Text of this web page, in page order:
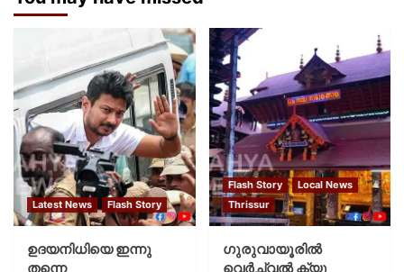
Latest News Flash Story
ഉദയനിധിയെ ഇന്നു
തന്നെ
Flash Story
Local News
Thrissur
ഗുരുവായൂരില്‍
വെര്‍ച്വല്‍ ക്യൂ